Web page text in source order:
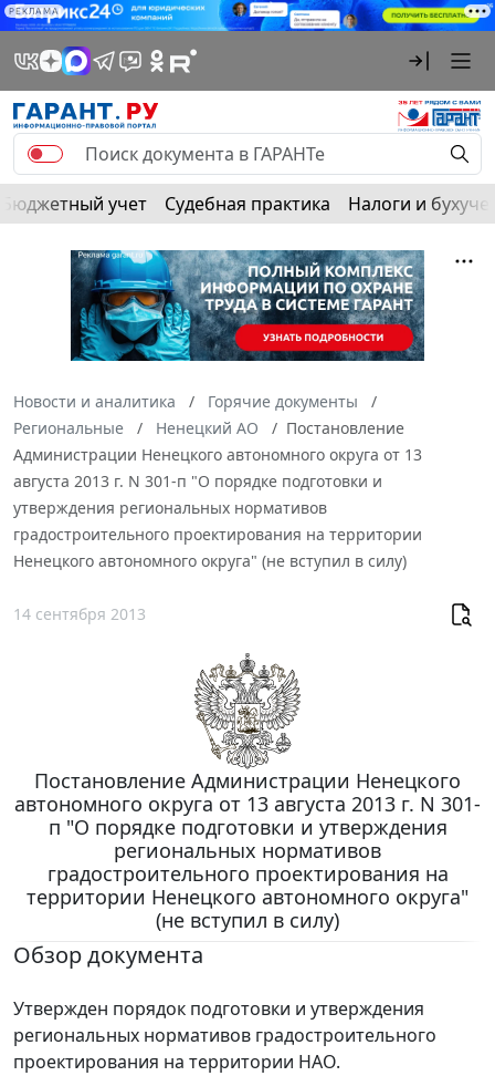
РЕКЛАМА
Бюджетный учет Судебная практика Налоги и
Новости и аналитика
Горячие документы
Региональные
Ненецкий АО
Постановление
Администрации Ненецкого автономного округа от 13
августа 2013 г. N 301-п "О порядке подготовки и
утверждения региональных нормативов
градостроительного проектирования на территории
Ненецкого автономного округа" (не вступил в силу)
14 сентября 2013
Постановление Администрации Ненецкого
автономного округа от 13 августа 2013 г. N 301-
п "О порядке подготовки и утверждения
региональных нормативов
градостроительного проектирования на
территории Ненецкого автономного округа"
(не вступил в силу)
Обзор документа
Утвержден порядок подготовки и утверждения
региональных нормативов градостроительного
проектирования на территории НАО.